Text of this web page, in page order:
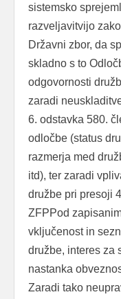
sistemsko
razveljavitvijo
Državni zbor, da
skladno s to
odgovornosti
zaradi
6. odstavka 580.
odločbe (status
razmerja med
itd), ter zaradi
družbe pri presoji
ZFPPod
vključenost in
družbe, interes za
nastanka
Zaradi tako